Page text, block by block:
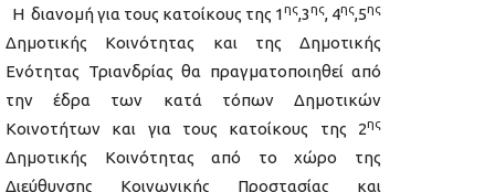
Η διανομή για τους κατοίκους της 1ης,3ης, 4ης,5ης
Δημοτικής Κοινότητας και της Δημοτικής
Ενότητας Τριανδρίας θα πραγματοποιηθεί από
την έδρα των κατά τόπων Δημοτικών
Κοινοτήτων και για τους κατοίκους της 2ης
Δημοτικής Κοινότητας από το χώρο της
Διεύθυνσης Κοινωνικής Προστασίας και